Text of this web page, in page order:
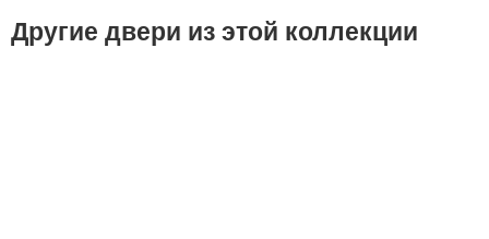
Другие двери из этой коллекции